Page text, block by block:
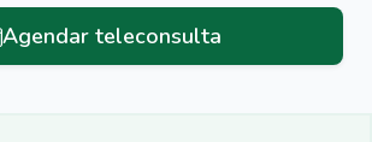
Agendar teleconsulta